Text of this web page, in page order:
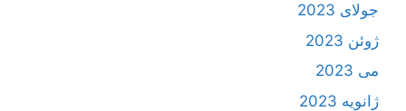
جولای 2023
ژوئن 2023
می 2023
ژانویه 2023